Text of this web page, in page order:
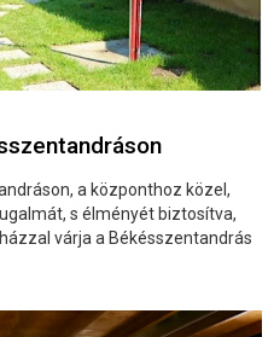
a központhoz közel,
s élményét biztosítva,
várja a Békésszentandrás